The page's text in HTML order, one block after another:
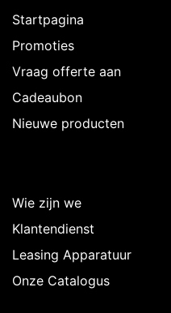
Startpagina
Promoties
Vraag offerte aan
Cadeaubon
Nieuwe producten
Wie zijn we
Klantendienst
Leasing Apparatuur
Onze Catalogus